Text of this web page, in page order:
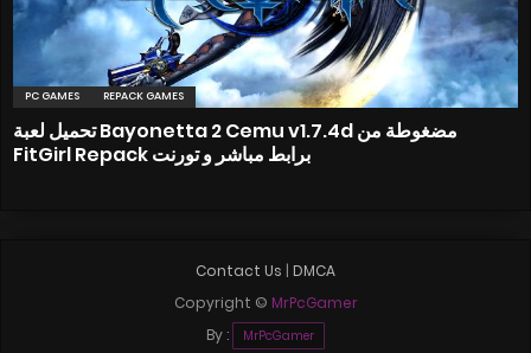
PC GAMES REPACK GAMES
تحميل لعبة Bayonetta 2 Cemu v1.7.4d مضغوطة من
FitGirl Repack برابط مباشر و تورنت
Contact Us | DMCA
Copyright © MrPcGamer
By :
MrPcGamer